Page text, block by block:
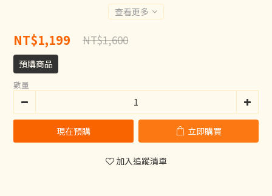
查看更多
NT$1,199 NT$1,600
預購商品
數量
現在預購 立即購買
加入追蹤清單